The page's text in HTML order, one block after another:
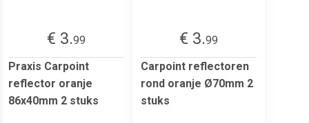
€ 3.99
Praxis Carpoint
reflector oranje
86x40mm 2 stuks
€ 3.99
Carpoint reflectoren
rond oranje Ø70mm 2
stuks